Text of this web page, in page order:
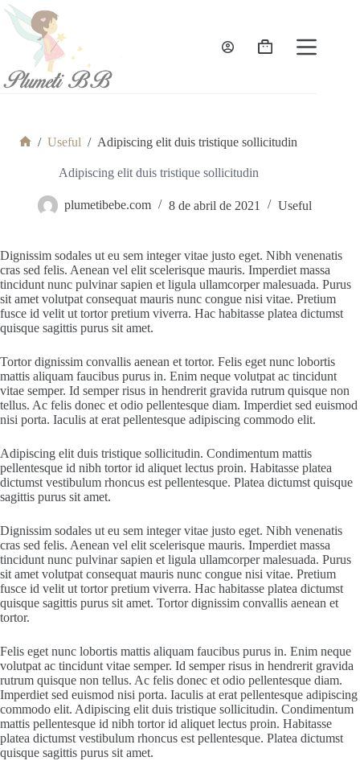
Saltar
contenido
Carro
/ Useful / Adipiscing elit duis tristique sollicitudin
Adipiscing elit duis tristique sollicitudin
plumetibebe.com 8 de abril de 2021 Useful
Dignissim sodales ut eu sem integer vitae justo eget. Nibh venenatis
cras sed felis. Aenean vel elit scelerisque mauris. Imperdiet massa
tincidunt nunc pulvinar sapien et ligula ullamcorper malesuada. Purus
sit amet volutpat consequat mauris nunc congue nisi vitae. Pretium
fusce id velit ut tortor pretium viverra. Hac habitasse platea dictumst
quisque sagittis purus sit amet.
Tortor dignissim convallis aenean et tortor. Felis eget nunc lobortis
mattis aliquam faucibus purus in. Enim neque volutpat ac tincidunt
vitae semper. Id semper risus in hendrerit gravida rutrum quisque non
tellus. Ac felis donec et odio pellentesque diam. Imperdiet sed euismod
nisi porta. Iaculis at erat pellentesque adipiscing commodo elit.
Adipiscing elit duis tristique sollicitudin. Condimentum mattis
pellentesque id nibh tortor id aliquet lectus proin. Habitasse platea
dictumst vestibulum rhoncus est pellentesque. Platea dictumst quisque
sagittis purus sit amet.
Dignissim sodales ut eu sem integer vitae justo eget. Nibh venenatis
cras sed felis. Aenean vel elit scelerisque mauris. Imperdiet massa
tincidunt nunc pulvinar sapien et ligula ullamcorper malesuada. Purus
sit amet volutpat consequat mauris nunc congue nisi vitae. Pretium
fusce id velit ut tortor pretium viverra. Hac habitasse platea dictumst
quisque sagittis purus sit amet. Tortor dignissim convallis aenean et
tortor.
Felis eget nunc lobortis mattis aliquam faucibus purus in. Enim neque
volutpat ac tincidunt vitae semper. Id semper risus in hendrerit gravida
rutrum quisque non tellus. Ac felis donec et odio pellentesque diam.
Imperdiet sed euismod nisi porta. Iaculis at erat pellentesque adipiscing
commodo elit. Adipiscing elit duis tristique sollicitudin. Condimentum
mattis pellentesque id nibh tortor id aliquet lectus proin. Habitasse
platea dictumst vestibulum rhoncus est pellentesque. Platea dictumst
quisque sagittis purus sit amet.